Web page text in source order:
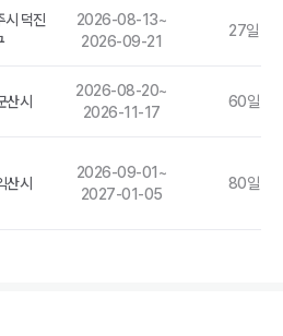
시 덕진
2026-08-13~
2026-09-21
27일
산시
2026-08-20~
2026-11-17
60일
산시
2026-09-01 ~
2027-01-05
80일